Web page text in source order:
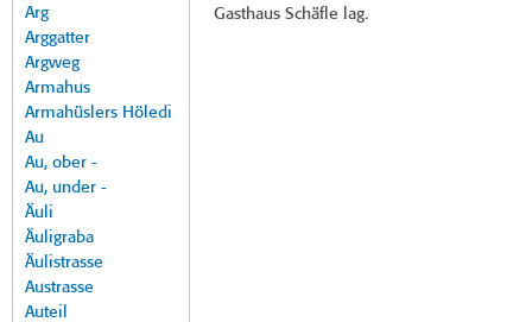
Arg
Arggatter
Argweg
Armahus
Armahüslers Höledi
Au
Au, ober -
Au, under -
Äuli
Äuligraba
Äulistrasse
Austrasse
Auteil
Gasthaus Schäfle lag.